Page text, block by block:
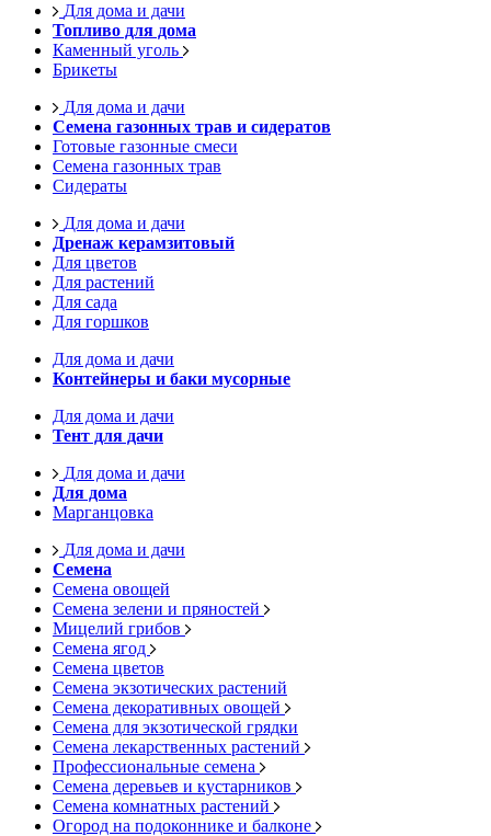
Для дома и дачи
Топливо для дома
Каменный уголь
Брикеты
Для дома и дачи
Семена газонных трав и сидератов
Готовые газонные смеси
Семена газонных трав
Сидераты
Для дома и дачи
Дренаж керамзитовый
Для цветов
Для растений
Для сада
Для горшков
Для дома и дачи
Контейнеры и баки мусорные
Для дома и дачи
Тент для дачи
Для дома и дачи
Для дома
Марганцовка
Для дома и дачи
Семена
Семена овощей
Семена зелени и пряностей
Мицелий грибов
Семена ягод
Семена цветов
Семена экзотических растений
Семена декоративных овощей
Семена для экзотической грядки
Семена лекарственных растений
Профессиональные семена
Семена деревьев и кустарников
Семена комнатных растений
Огород на подоконнике и балконе